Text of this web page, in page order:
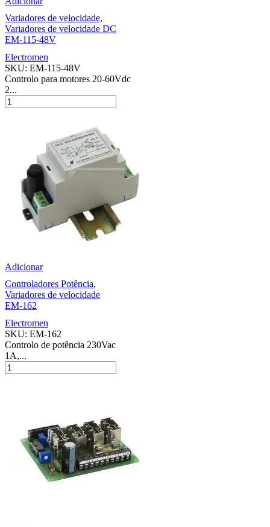
Variadores de velocidade,
Variadores de velocidade DC
EM-115-48V
Electromen
SKU: EM-115-48V
Controlo para motores 20-60Vdc
2...
Adicionar
Controladores Potência,
Variadores de velocidade
EM-162
Electromen
SKU: EM-162
Controlo de potência 230Vac
1A,...